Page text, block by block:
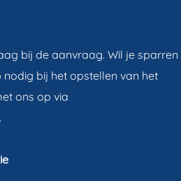
bij de aanvraag. Wil je sparren
bij het opstellen van het
ons op via
.